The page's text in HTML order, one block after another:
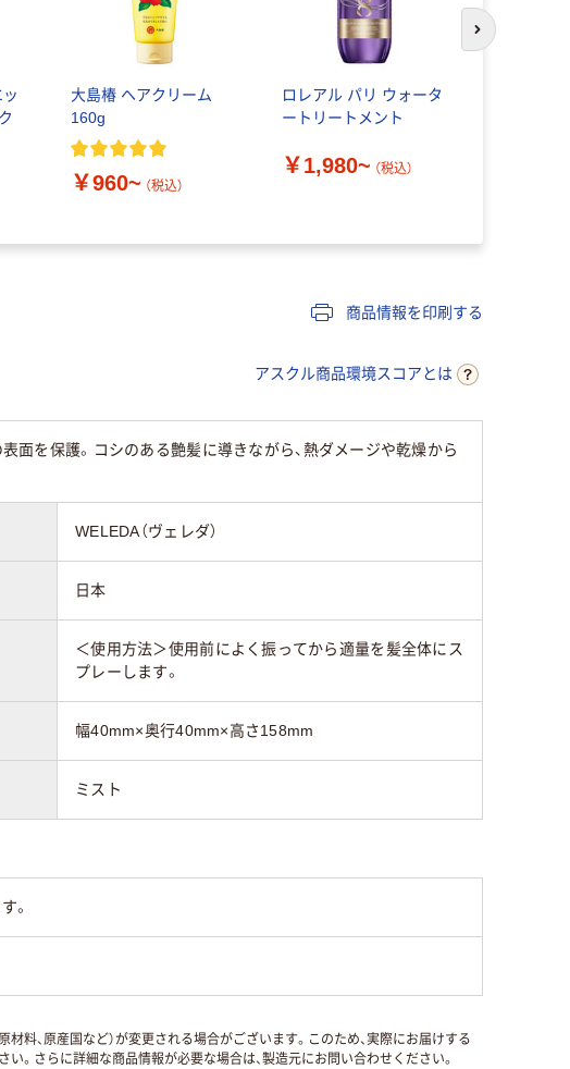
大島椿 ヘアクリーム
160g
￥960~ （税込）
ロレアル パリ ウォータ
ートリートメント
￥1,980~ （税込）
次のスライド
商品情報を印刷する
アスクル商品環境スコアとは
面を保護。コシのある艶髪に導きながら、熱ダメージや乾燥から
WELEDA（ヴェレダ）
日本
＜使用方法＞使用前によく振ってから適量を髪全体にス
プレーします。
幅40mm×奥行40mm×高さ158mm
ミスト
。
料、原産国など）が変更される場合がございます。このため、実際にお届けする
。さらに詳細な商品情報が必要な場合は、製造元にお問い合わせください。